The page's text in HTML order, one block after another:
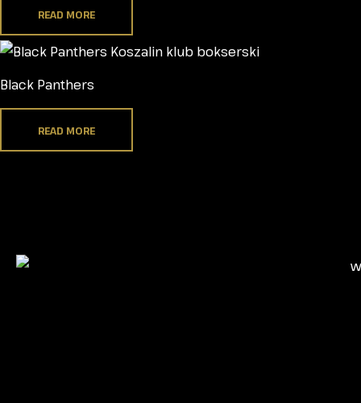
READ MORE
Black Panthers
READ MORE